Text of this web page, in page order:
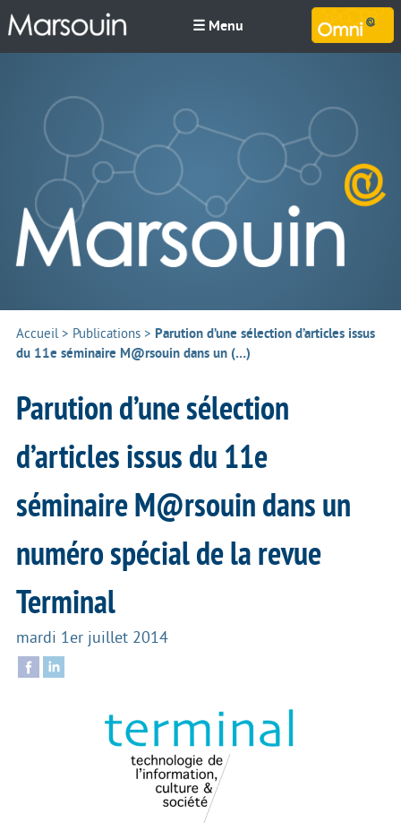
☰ Menu
Accueil> Publications > Parution d’une sélection d’articles issus
du 11e séminaire M@rsouin dans un (…)
Parution d’une sélection
d’articles issus du 11e
séminaire M@rsouin dans un
numéro spécial de la revue
Terminal
mardi 1er juillet 2014